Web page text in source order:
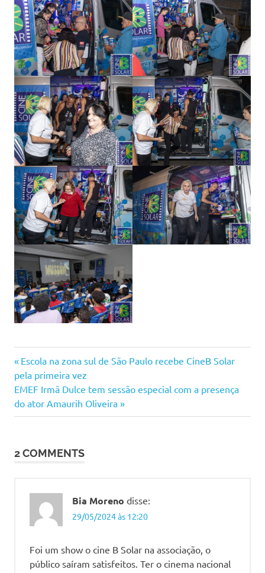
Navegação
de
Post
Previous
Post:
Escola na zona sul de São Paulo recebe CineB Solar
pela primeira vez
Next
Post:
EMEF Irmã Dulce tem sessão especial com a presença
do ator Amaurih Oliveira
2 COMMENTS
Bia Moreno disse:
29/05/2024 às 12:20
Foi um show o cine B Solar na associação, o
público saíram satisfeitos. Ter o cinema nacional